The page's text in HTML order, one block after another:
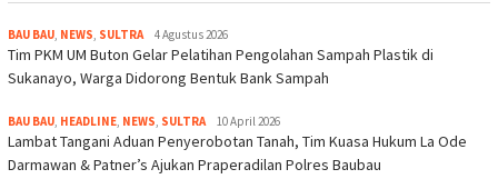
BAU BAU, NEWS, SULTRA 4 Agustus 2026
Tim PKM UM Buton Gelar Pelatihan Pengolahan Sampah Plastik di
Sukanayo, Warga Didorong Bentuk Bank Sampah
BAU BAU, HEADLINE, NEWS, SULTRA 10 April 2026
Lambat Tangani Aduan Penyerobotan Tanah, Tim Kuasa Hukum La Ode
Darmawan & Patner’s Ajukan Praperadilan Polres Baubau